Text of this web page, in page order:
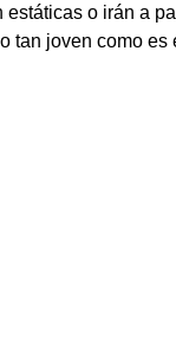
estáticas o irán a
tan joven como